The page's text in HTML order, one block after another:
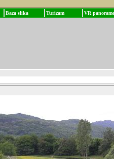
Baza slika Turizam VR panorame